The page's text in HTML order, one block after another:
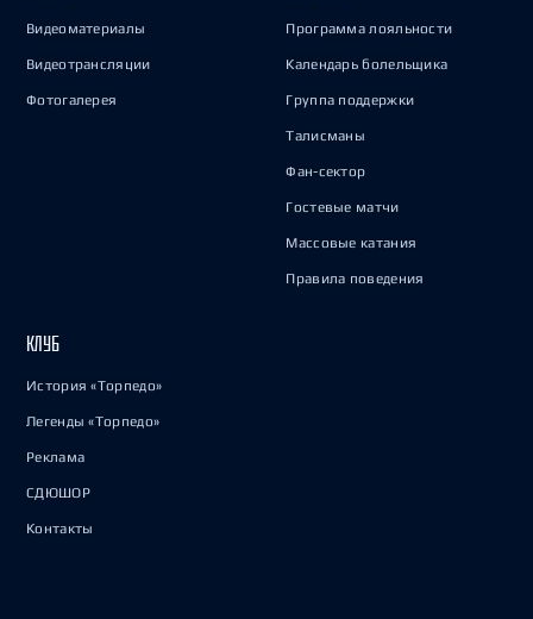
Видеоматериалы
Видеотрансляции
Фотогалерея
Программа лояльности
Календарь болельщика
Группа поддержки
Талисманы
Фан-сектор
Гостевые матчи
Массовые катания
Правила поведения
КЛУБ
История «Торпедо»
Легенды «Торпедо»
Реклама
СДЮШОР
Контакты